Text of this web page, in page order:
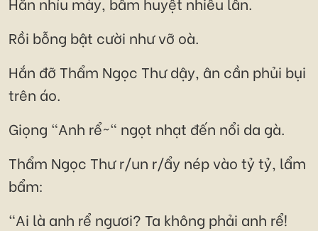
Rồi bỗng bật cười như vỡ oà.
Hắn đỡ Thẩm Ngọc Thư dậy, ân cần phủi bụi
trên áo.
Giọng "Anh rể~" ngọt nhạt đến nổi da gà.
Thẩm Ngọc Thư r/un r/ẩy nép vào tỷ tỷ, lẩm
bẩm:
"Ai là anh rể ngươi? Ta không phải anh rể!